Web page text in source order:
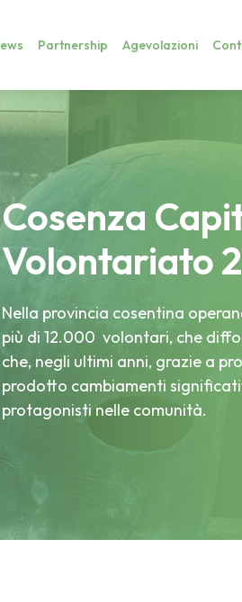
Partnership Agevolazioni
Cosenza
Volontariato
Nella provincia cosentina
più di 12.000 volontari, che
che, negli ultimi anni, grazie a
prodotto cambiamenti
protagonisti nelle comunità.